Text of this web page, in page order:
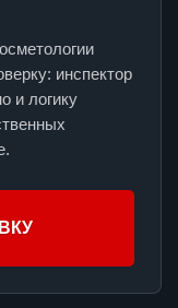
инспектор
и логику